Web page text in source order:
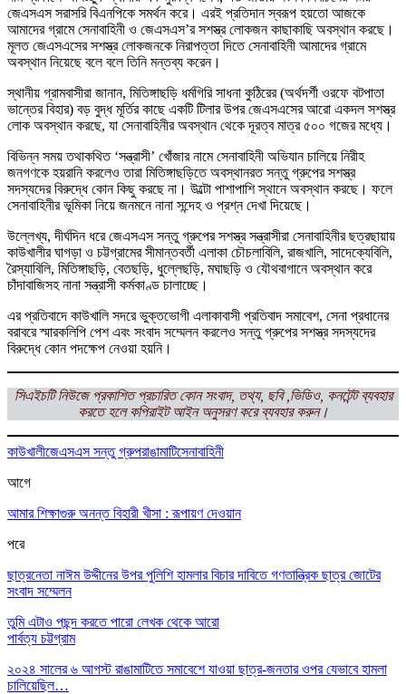
জেএসএস সরাসরি বিএনপিকে সমর্থন করে। এরই প্রতিদান স্বরূপ হয়তো আজকে
আমাদের গ্রামে সেনাবাহিনী ও জেএসএস’র সশস্ত্র লোকজন কাছাকাছি অবস্থান করছে।
মূলত জেএসএসের সশস্ত্র লোকজনকে নিরাপত্তা দিতে সেনাবাহিনী আমাদের গ্রামে
অবস্থান নিয়েছে বলে বলে তিনি মন্তব্য করেন।
স্থানীয় গ্রামবাসীরা জানান, মিতিঙ্গাছড়ি ধর্মগিরি সাধনা কুঠিরের (অর্থদর্শী ওরফে বটপাতা
ভান্তের বিহার) বড় বুদ্ধ মূর্তির কাছে একটি টিলার উপর জেএসএসের আরো একদল সশস্ত্র
লোক অবস্থান করছে, যা সেনাবাহিনীর অবস্থান থেকে দূরত্ব মাত্র ৫০০ গজের মধ্যে।
বিভিন্ন সময় তথাকথিত ‘সন্ত্রাসী’ খোঁজার নামে সেনাবাহিনী অভিযান চালিয়ে নিরীহ
জনগণকে হয়রানি করলেও তারা মিতিঙ্গাছড়িতে অবস্থানরত সন্তু গ্রুপের সশস্ত্র
সদস্যদের বিরুদ্ধে কোন কিছু করছে না। উল্টো পাশাপাশি স্থানে অবস্থান করছে। ফলে
সেনাবাহিনীর ভূমিকা নিয়ে জনমনে নানা সন্দেহ ও প্রশ্ন দেখা দিয়েছে।
উল্লেখ্য, দীর্ঘদিন ধরে জেএসএস সন্তু গ্রুপের সশস্ত্র সন্ত্রাসীরা সেনাবাহিনীর ছত্রছায়ায়
কাউখালীর ঘাগড়া ও চট্টগ্রামের সীমান্তবর্তী এলাকা চৌচলাবিলি, রাজখালি, সাদেক্যেবিলি,
রৈস্যাবিলি, মিতিঙ্গাছড়ি, বেতছড়ি, ধুল্লেছড়ি, মঘাছড়ি ও যৌথবাগানে অবস্থান করে
চাঁদাবাজিসহ নানা সন্ত্রাসী কর্মকাণ্ড চালাচ্ছে।
এর প্রতিবাদে কাউখালি সদরে ভুক্তভোগী এলাকাবাসী প্রতিবাদ সমাবেশ, সেনা প্রধানের
বরাবরে স্মারকলিপি পেশ এবং সংবাদ সম্মেলন করলেও সন্তু গ্রুপের সশস্ত্র সদস্যদের
বিরুদ্ধে কোন পদক্ষেপ নেওয়া হয়নি।
সিএইচটি নিউজে প্রকাশিত প্রচারিত কোন সংবাদ, তথ্য, ছবি ,ভিডিও, কনটেন্ট ব্যবহার
করতে হলে কপিরাইট আইন অনুসরণ করে ব্যবহার করুন।
কাউখালীজেএসএস সন্তু গ্রুপরাঙামাটিসেনাবাহিনী
আগে
আমার শিক্ষাগুরু অনন্ত বিহারী খীসা : রূপায়ণ দেওয়ান
পরে
ছাত্রনেতা নাঈম উদ্দীনের উপর পুলিশি হামলার বিচার দাবিতে গণতান্ত্রিক ছাত্র জোটের
সংবাদ সম্মেলন
তুমি এটাও পছন্দ করতে পারো লেখক থেকে আরো
পার্বত্য চট্টগ্রাম
২০২৪ সালের ৬ আগস্ট রাঙামাটিতে সমাবেশে যাওয়া ছাত্র-জনতার ওপর যেভাবে হামলা
চালিয়েছিল…